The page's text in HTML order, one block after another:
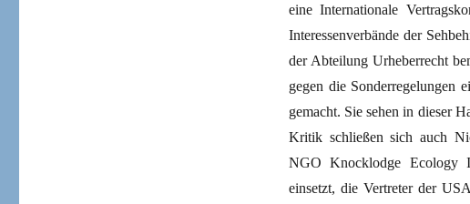
eine Internationale
Interessenverbände der
der Abteilung Urheberrecht
gegen die Sonderregelungen
gemacht. Sie sehen in dieser
Kritik schließen sich auch
NGO Knocklodge Ecology
einsetzt, die Vertreter der